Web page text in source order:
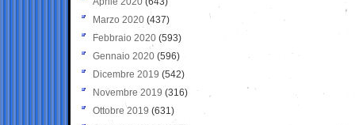
Marzo 2020 (437)
Febbraio 2020 (593)
Gennaio 2020 (596)
Dicembre 2019 (542)
Novembre 2019 (316)
Ottobre 2019 (631)